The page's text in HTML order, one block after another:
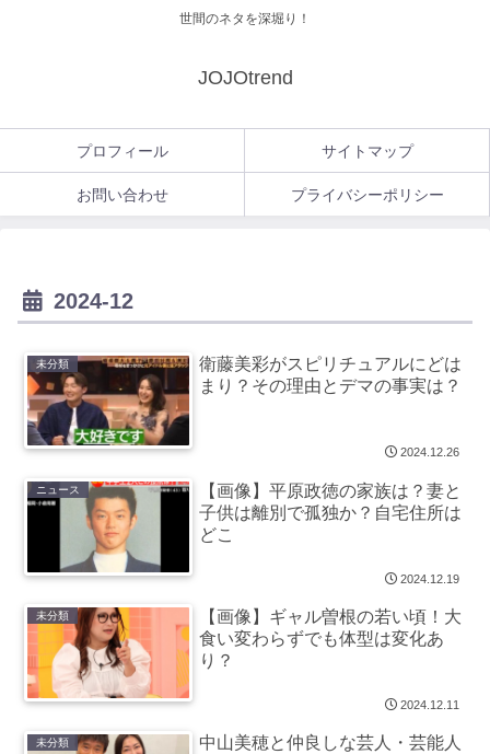
世間のネタを深堀り！
JOJOtrend
プロフィール サイトマップ
お問い合わせ プライバシーポリシー
2024-12
未分類
衛藤美彩がスピリチュアルにどは
まり？その理由とデマの事実は？
2024.12.26
ニュース
【画像】平原政徳の家族は？妻と
子供は離別で孤独か？自宅住所は
どこ
2024.12.19
未分類
【画像】ギャル曽根の若い頃！大
食い変わらずでも体型は変化あ
り？
2024.12.11
未分類
中山美穂と仲良しな芸人・芸能人